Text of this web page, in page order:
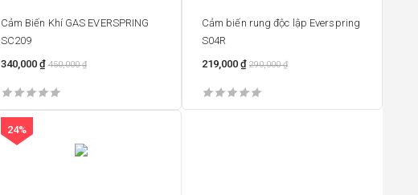
Cảm Biến Khí GAS EVERSPRING
SC209
340,000 ₫ 450,000₫
Cảm biến rung độc lập Everspring
S04R
219,000 ₫ 290,000₫
24%